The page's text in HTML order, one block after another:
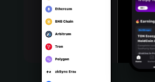
Português (Portugal)
Bahasa Indonesia